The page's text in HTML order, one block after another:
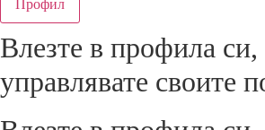
Профил
Влезте в профила си,
управлявате своитe